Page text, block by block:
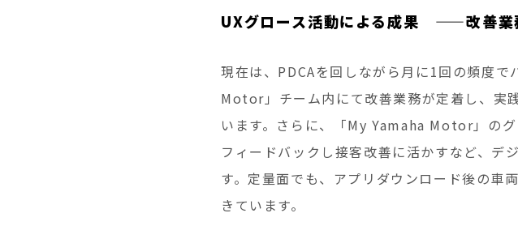
UXグロース活動による成果 ——改善業
現在は、PDCAを回しながら月に1回の頻度
Motor」チーム内にて改善業務が定着し、実
います。さらに、「My Yamaha Motor」の
フィードバックし接客改善に活かすなど、デ
す。定量面でも、アプリダウンロード後の車
きています。